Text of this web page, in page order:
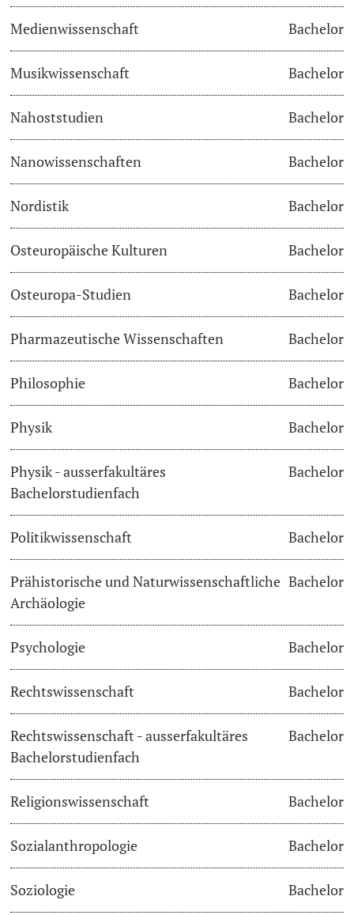
Digitales Lernen
Sprachenzentrum
Lernbörse
Lernräume
Medienwissenschaft Bachelor
Musikwissenschaft Bachelor
Nahoststudien Bachelor
Nanowissenschaften Bachelor
Nordistik Bachelor
Osteuropäische Kulturen Bachelor
Osteuropa-Studien Bachelor
Pharmazeutische Wissenschaften Bachelor
Philosophie Bachelor
Physik Bachelor
Physik - ausserfakultäres
Bachelorstudienfach
Bachelor
Politikwissenschaft Bachelor
Prähistorische und Naturwissenschaftliche
Archäologie
Bachelor
Psychologie Bachelor
Rechtswissenschaft Bachelor
Rechtswissenschaft - ausserfakultäres
Bachelorstudienfach
Bachelor
Religionswissenschaft Bachelor
Sozialanthropologie Bachelor
Soziologie Bachelor